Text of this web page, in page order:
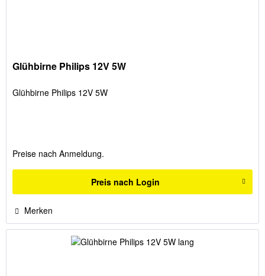
Glühbirne Philips 12V 5W
Glühbirne Philips 12V 5W
Preise nach Anmeldung.
Preis nach Login
Merken